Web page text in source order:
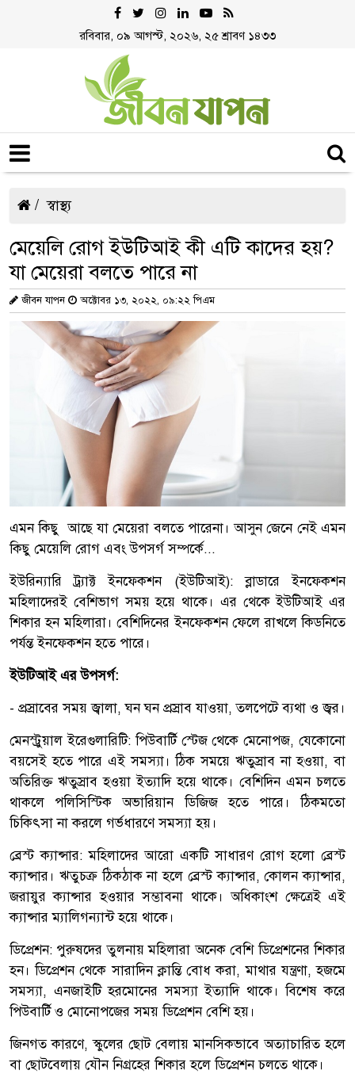
রবিবার, ০৯ আগস্ট, ২০২৬, ২৫ শ্রাবণ ১৪৩৩
স্বাস্থ্য
মেয়েলি রোগ ইউটিআই কী এটি কাদের হয়?
যা মেয়েরা বলতে পারে না
জীবন যাপন অক্টোবর ১৩, ২০২২, ০৯:২২ পিএম
এমন কিছু আছে যা মেয়েরা বলতে পারেনা। আসুন জেনে নেই এমন
কিছু মেয়েলি রোগ এবং উপসর্গ সম্পর্কে...
ইউরিন্যারি ট্র্যাক্ট ইনফেকশন (ইউটিআই): ব্লাডারে ইনফেকশন
মহিলাদেরই বেশিভাগ সময় হয়ে থাকে। এর থেকে ইউটিআই এর
শিকার হন মহিলারা। বেশিদিনের ইনফেকশন ফেলে রাখলে কিডনিতে
পর্যন্ত ইনফেকশন হতে পারে।
ইউটিআই এর উপসর্গ:
- প্রস্রাবের সময় জ্বালা, ঘন ঘন প্রস্রাব যাওয়া, তলপেটে ব্যথা ও জ্বর।
মেনস্ট্রুয়াল ইরেগুলারিটি: পিউবার্টি স্টেজ থেকে মেনোপজ, যেকোনো
বয়সেই হতে পারে এই সমস্যা। ঠিক সময়ে ঋতুস্রাব না হওয়া, বা
অতিরিক্ত ঋতুস্রাব হওয়া ইত্যাদি হয়ে থাকে। বেশিদিন এমন চলতে
থাকলে পলিসিস্টিক অভারিয়ান ডিজিজ হতে পারে। ঠিকমতো
চিকিৎসা না করলে গর্ভধারণে সমস্যা হয়।
ব্রেস্ট ক্যান্সার: মহিলাদের আরো একটি সাধারণ রোগ হলো ব্রেস্ট
ক্যান্সার। ঋতুচক্র ঠিকঠাক না হলে ব্রেস্ট ক্যান্সার, কোলন ক্যান্সার,
জরায়ুর ক্যান্সার হওয়ার সম্ভাবনা থাকে। অধিকাংশ ক্ষেত্রেই এই
ক্যান্সার ম্যালিগন্যান্ট হয়ে থাকে।
ডিপ্রেশন: পুরুষদের তুলনায় মহিলারা অনেক বেশি ডিপ্রেশনের শিকার
হন। ডিপ্রেশন থেকে সারাদিন ক্লান্তি বোধ করা, মাথার যন্ত্রণা, হজমে
সমস্যা, এনজাইটি হরমোনের সমস্যা ইত্যাদি থাকে। বিশেষ করে
পিউবার্টি ও মোনোপজের সময় ডিপ্রেশন বেশি হয়।
জিনগত কারণে, স্কুলের ছোট বেলায় মানসিকভাবে অত্যাচারিত হলে
বা ছোটবেলায় যৌন নিগ্রহের শিকার হলে ডিপ্রেশন চলতে থাকে।